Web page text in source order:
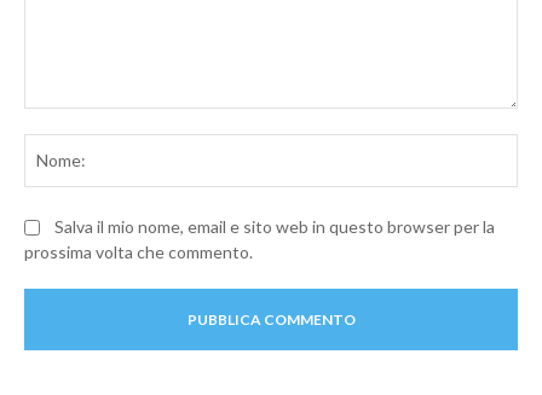
Salva il mio nome, email e sito web in questo browser per la
prossima volta che commento.